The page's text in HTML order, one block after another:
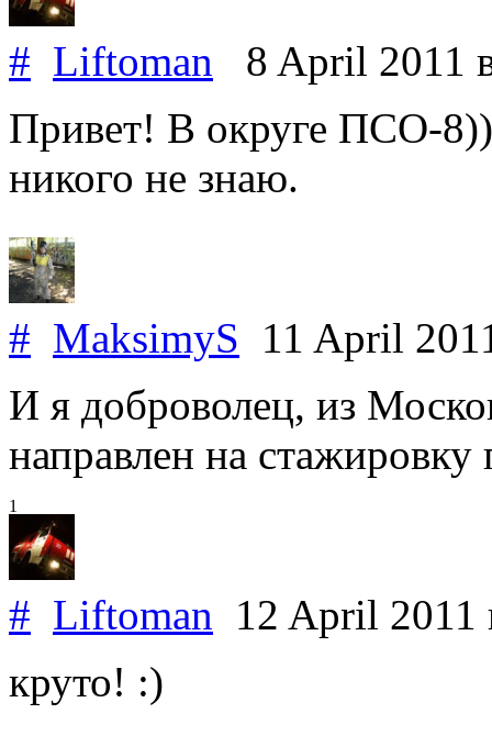
# Liftoman 8 April 2011
Привет! В округе ПСО-
никого не знаю.
# MaksimyS 11 April
И я доброволец, из
направлен на стажировку
1
# Liftoman 12 April 2011
круто! :)